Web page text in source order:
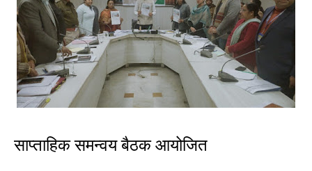
साप्ताहिक समन्वय बैठक आयोजित